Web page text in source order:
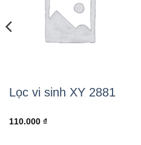
Lọc vi sinh XY 2881
110.000 ₫